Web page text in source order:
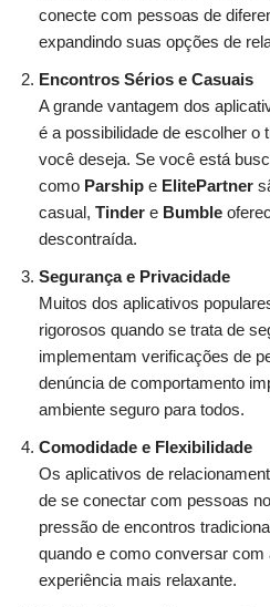
conecte com pessoas de
expandindo suas opções de
Encontros Sérios e Casuais
A grande vantagem dos
é a possibilidade de escolher o
você deseja. Se você está
como Parship e ElitePartner
casual, Tinder e Bumble
descontraída.
Segurança e Privacidade
Muitos dos aplicativos
rigorosos quando se trata de
implementam verificações de
denúncia de comportamento
ambiente seguro para todos.
Comodidade e Flexibilidade
Os aplicativos de
de se conectar com pessoas
pressão de encontros
quando e como conversar com
experiência mais relaxante.